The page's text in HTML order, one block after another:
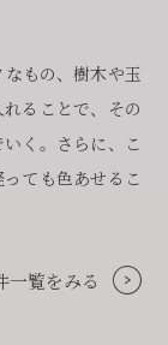
もの、樹木や玉
ることで、その
く。さらに、こ
ても色あせるこ
一覧をみる